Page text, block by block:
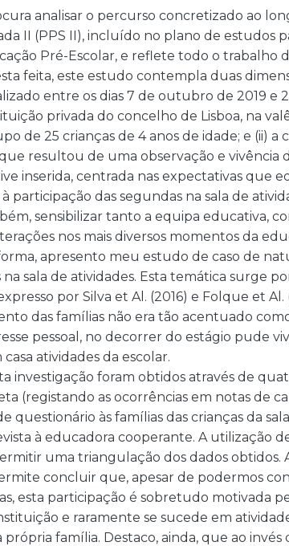
analisar o percurso concretizado ao
II (PPS II), incluído no plano de estudos
Pré-Escolar, e reflete todo o trabalho
feita, este estudo contempla duas
entre os dias 7 de outubro de 2019 e
privada do concelho de Lisboa, na
de 25 crianças de 4 anos de idade; e (ii) a
resultou de uma observação e vivência
inserida, centrada nas expectativas que
participação das segundas na sala de
sensibilizar tanto a equipa educativa,
nos mais diversos momentos da
apresento meu estudo de caso de
sala de atividades. Esta temática surge
por Silva et Al. (2016) e Folque et Al.
das famílias não era tão acentuado
pessoal, no decorrer do estágio pude
atividades da escolar.
investigação foram obtidos através de
(registando as ocorrências em notas de
questionário às famílias das crianças da
à educadora cooperante. A utilização
uma triangulação dos dados obtidos.
concluir que, apesar de podermos
esta participação é sobretudo motivada
e raramente se sucede em
família. Destaco, ainda, que ao invés